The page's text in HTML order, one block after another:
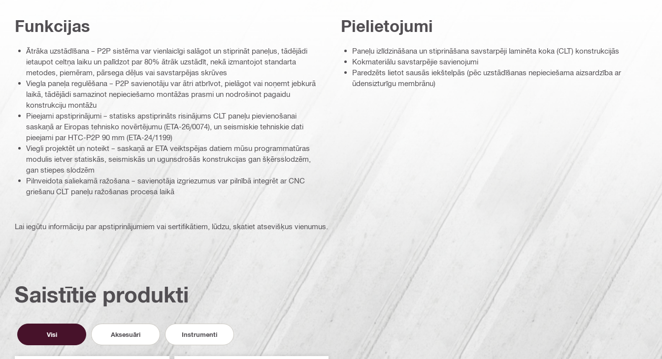
Funkcijas
Ātrāka uzstādīšana – P2P sistēma var vienlaicīgi salāgot un stiprināt paneļus, tādējādi
ietaupot celtņa laiku un palīdzot par 80% ātrāk uzstādīt, nekā izmantojot standarta
metodes, piemēram, pārsega dēļus vai savstarpējas skrūves
Viegla paneļa regulēšana – P2P savienotāju var ātri atbrīvot, pielāgot vai noņemt jebkurā
laikā, tādējādi samazinot nepieciešamo montāžas prasmi un nodrošinot pagaidu
konstrukciju montāžu
Pieejami apstiprinājumi – statisks apstiprināts risinājums CLT paneļu pievienošanai
saskaņā ar Eiropas tehnisko novērtējumu (ETA-26/0074), un seismiskie tehniskie dati
pieejami par HTC-P2P 90 mm (ETA-24/1199)
Viegli projektēt un noteikt – saskaņā ar ETA veiktspējas datiem mūsu programmatūras
modulis ietver statiskās, seismiskās un ugunsdrošās konstrukcijas gan šķērsslodzēm,
gan stiepes slodzēm
Pilnveidota saliekamā ražošana – savienotāja izgriezumus var pilnībā integrēt ar CNC
griešanu CLT paneļu ražošanas procesa laikā
Pielietojumi
Paneļu izlīdzināšana un stiprināšana savstarpēji laminēta koka (CLT) konstrukcijās
Kokmateriālu savstarpējie savienojumi
Paredzēts lietot sausās iekštelpās (pēc uzstādīšanas nepieciešama aizsardzība ar
ūdensizturīgu membrānu)
Lai iegūtu informāciju par apstiprinājumiem vai sertifikātiem, lūdzu, skatiet atsevišķus vienumus.
Saistītie produkti
Visi Aksesuāri Instrumenti